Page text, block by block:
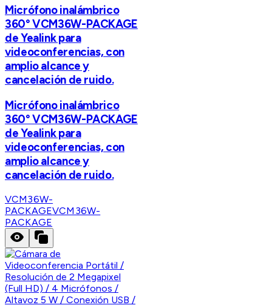
Micrófono inalámbrico
360° VCM36W-PACKAGE
de Yealink para
videoconferencias, con
amplio alcance y
cancelación de ruido.
Micrófono inalámbrico
360° VCM36W-PACKAGE
de Yealink para
videoconferencias, con
amplio alcance y
cancelación de ruido.
VCM36W-
PACKAGEVCM36W-
PACKAGE